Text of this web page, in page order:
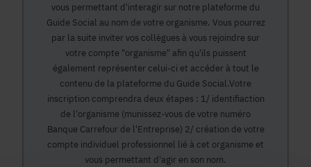
vous permettant d'interagir sur notre plateforme du
Guide Social au nom de votre organisme. Vous pourrez
par la suite inviter vos collègues à vous rejoindre sur
votre compte "organisme" afin qu'ils puissent
également représenter celui-ci et accéder à tout le
contenu de la plateforme du Guide Social.Votre
inscription comprendra deux étapes : 1/ identifiaction
de l'organisme (munissez-vous de votre numéro
Banque Carrefour de l'Entreprise) 2/ création de votre
compte individuel professionnel lié à cet organisme et
vous permettant d'agir en son nom.